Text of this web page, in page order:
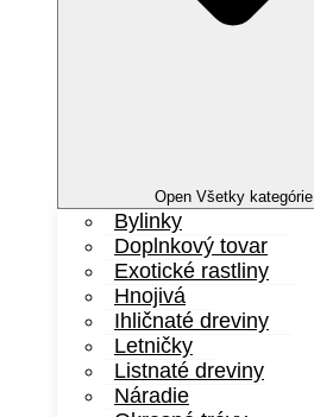
Open Všetky kategórie
Bylinky
Doplnkový tovar
Exotické rastliny
Hnojivá
Ihličnaté dreviny
Letničky
Listnaté dreviny
Náradie